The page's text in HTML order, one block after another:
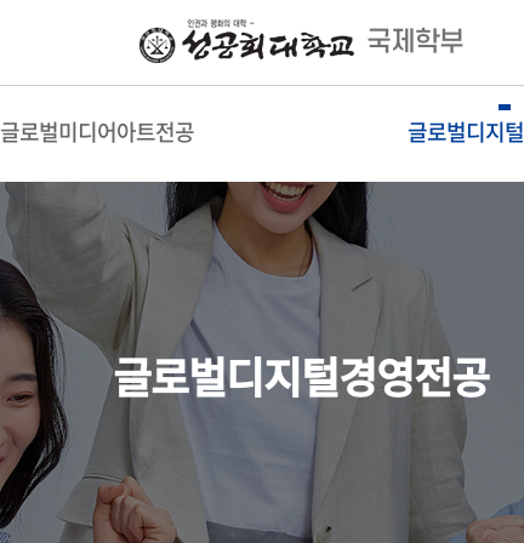
국제학부
글로벌미디어아트전공 글로벌디지
글로벌디지털경영전공